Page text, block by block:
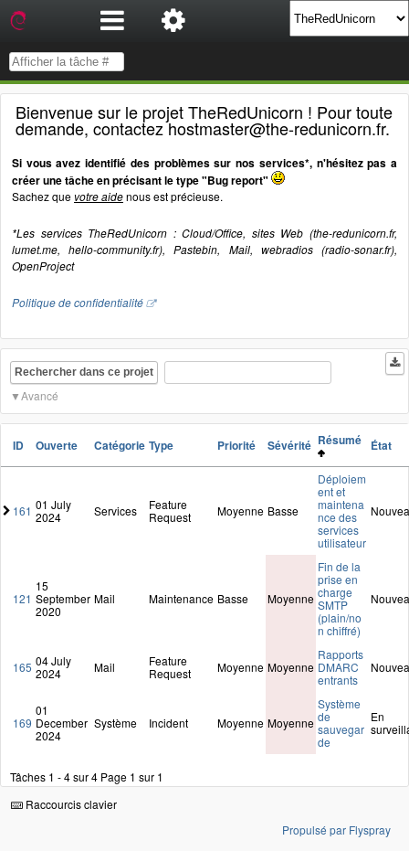
Bienvenue sur le projet TheRedUnicorn ! Pour toute
demande, contactez hostmaster@the-redunicorn.fr.
Si vous avez identifié des problèmes sur nos services*, n'hésitez pas a
créer une tâche en précisant le type "Bug report"
Sachez que votre aidenous est précieuse.
*Les services TheRedUnicorn : Cloud/Office, sites Web (the-redunicorn.fr,
lumet.me, hello-community.fr), Pastebin, Mail, webradios (radio-sonar.fr),
OpenProject
Politique de confidentialité
Rechercher dans ce projet
Avancé
ID Ouverte Catégorie Type Priorité Sévérité Résumé État
161 01 July
2024
Services
Feature
Request
Moyenne Basse
Déploiem
ent et
maintena
nce des
services
utilisateur
121
15
September
2020
Mail Maintenance Basse Moyenne
Fin de la
prise en
charge
SMTP
(plain/no
n chiffré)
165 04 July
2024
Mail
Feature
Request
Moyenne Moyenne
Rapports
DMARC
entrants
169
01
December
2024
Système Incident Moyenne Moyenne
Système
de
sauvegar
de
En
Tâches 1 - 4 sur 4 Page 1 sur 1
Raccourcis clavier
Propulsé par Flyspray